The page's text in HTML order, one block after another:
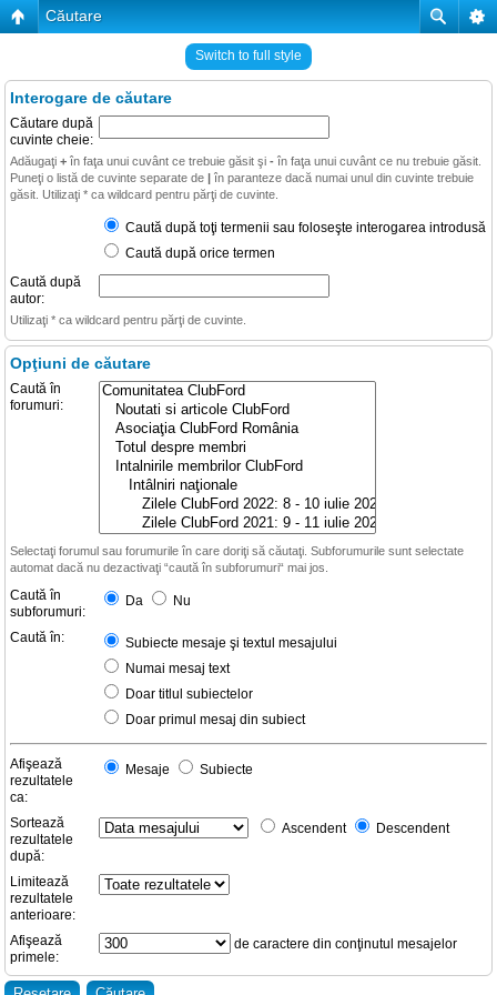
Căutare
Switch to full style
Interogare de căutare
Căutare după
cuvinte cheie:
Adăugaţi + în faţa unui cuvânt ce trebuie găsit şi - în faţa unui cuvânt ce nu trebuie găsit.
Puneţi o listă de cuvinte separate de | în paranteze dacă numai unul din cuvinte trebuie
găsit. Utilizaţi * ca wildcard pentru părţi de cuvinte.
Caută după toţi termenii sau foloseşte interogarea introdusă
Caută după orice termen
Caută după
autor:
Utilizaţi * ca wildcard pentru părţi de cuvinte.
Opţiuni de căutare
Caută în
forumuri:
Selectaţi forumul sau forumurile în care doriţi să căutaţi. Subforumurile sunt selectate
automat dacă nu dezactivaţi “caută în subforumuri“ mai jos.
Caută în
subforumuri:
Da Nu
Caută în:
Subiecte mesaje şi textul mesajului
Numai mesaj text
Doar titlul subiectelor
Doar primul mesaj din subiect
Afişează
rezultatele
ca:
Mesaje Subiecte
Sortează
rezultatele
după:
Ascendent Descendent
Limitează
rezultatele
anterioare:
Afişează
primele:
de caractere din conţinutul mesajelor